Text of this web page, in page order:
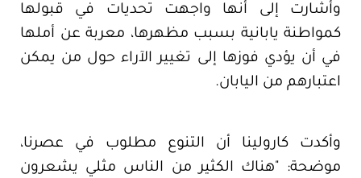
وأشارت إلى أنها واجهت تحديات في قبولها
كمواطنة يابانية بسبب مظهرها، معربة عن أملها
في أن يؤدي فوزها إلى تغيير الآراء حول من يمكن
اعتبارهم من اليابان.
وأكدت كارولينا أن التنوع مطلوب في عصرنا،
موضحة: "هناك الكثير من الناس مثلي يشعرون